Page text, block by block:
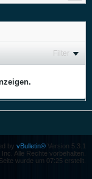
Filter
by vBulletin® Version 5.3.1
Alle Rechte vorbehalten.
wurde um 07:25 erstellt.